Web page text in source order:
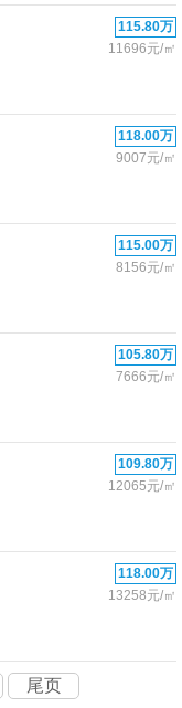
115.80万
11696元/㎡
118.00万
9007元/㎡
115.00万
8156元/㎡
105.80万
7666元/㎡
109.80万
12065元/㎡
118.00万
13258元/㎡
尾页